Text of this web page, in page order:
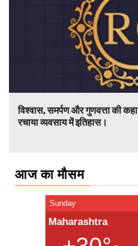
विश्वास, समर्पण और गुणवत्ता की
रचाया व्यवसाय में इतिहास।
आज का मौसम
Sunday
Maharashtra